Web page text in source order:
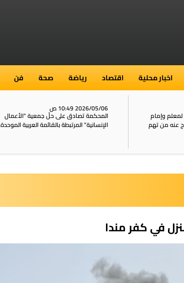
اخبار محلية اقتصاد رياضة صحة فن
وإمام
عنه من تهم
2026/05/06 10:49 ص
المحكمة تصادق على حلّ جمعية “الأعمال
الإنسانية” المرتبطة بالقائمة العربية الموحدة
في كفر مندا